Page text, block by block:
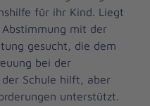
für ihr Kind. Liegt
mit der
gesucht, die dem
bei der
Schule hilft, aber
unterstützt.